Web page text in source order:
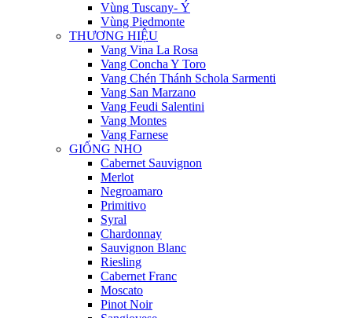
Vùng Tuscany- Ý
Vùng Piedmonte
THƯƠNG HIỆU
Vang Vina La Rosa
Vang Concha Y Toro
Vang Chén Thánh Schola Sarmenti
Vang San Marzano
Vang Feudi Salentini
Vang Montes
Vang Farnese
GIỐNG NHO
Cabernet Sauvignon
Merlot
Negroamaro
Primitivo
Syral
Chardonnay
Sauvignon Blanc
Riesling
Cabernet Franc
Moscato
Pinot Noir